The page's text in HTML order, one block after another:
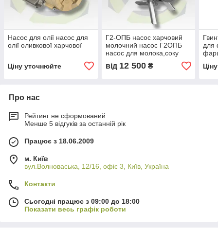
Насос для олії насос для
олії оливкової харчової
Ціну уточнюйте
Г2-ОПБ насос харчовий
молочний насос Г2ОПБ
насос для молока,соку
від 12 500₴
для
Про нас
Рейтинг не сформований
Менше 5 відгуків за останній рік
Працює з 18.06.2009
м. Київ
вул.Волноваська, 12/16, офіс 3, Київ, Україна
Контакти
Сьогодні працює з 09:00 до 18:00
Показати весь графік роботи